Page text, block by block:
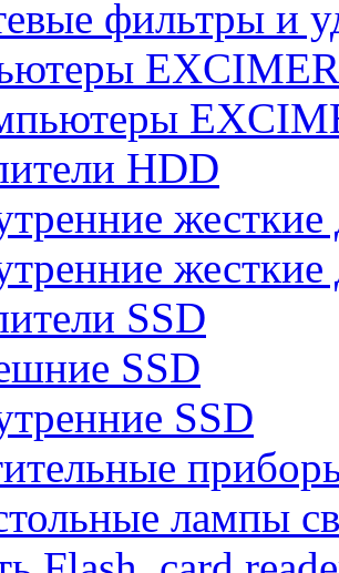
фильтры и
HDD
SSD
SSD
SSD
лампы